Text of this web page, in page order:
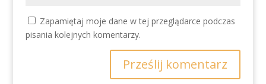
Zapamiętaj moje dane w tej przeglądarce podczas
pisania kolejnych komentarzy.